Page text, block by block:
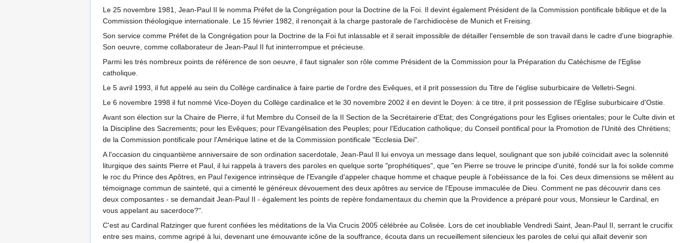
Le 25 novembre 1981, Jean-Paul II le nomma Préfet de la Congrégation pour la Doctrine de la Foi. Il devint également Président de la Commission pontificale biblique et de la
Commission théologique internationale. Le 15 février 1982, il renonçait à la charge pastorale de l'archidiocèse de Munich et Freising.
Son service comme Préfet de la Congrégation pour la Doctrine de la Foi fut inlassable et il serait impossible de détailler l'ensemble de son travail dans le cadre d'une biographie.
Son oeuvre, comme collaborateur de Jean-Paul II fut ininterrompue et précieuse.
Parmi les très nombreux points de référence de son oeuvre, il faut signaler son rôle comme Président de la Commission pour la Préparation du Catéchisme de l'Eglise
catholique.
Le 5 avril 1993, il fut appelé au sein du Collège cardinalice à faire partie de l'ordre des Evêques, et il prit possession du Titre de l'église suburbicaire de Velletri-Segni.
Le 6 novembre 1998 il fut nommé Vice-Doyen du Collège cardinalice et le 30 novembre 2002 il en devint le Doyen: à ce titre, il prit possession de l'Eglise suburbicaire d'Ostie.
Avant son élection sur la Chaire de Pierre, il fut Membre du Conseil de la II Section de la Secrétairerie d'Etat; des Congrégations pour les Eglises orientales; pour le Culte divin et
la Discipline des Sacrements; pour les Evêques; pour l'Evangélisation des Peuples; pour l'Education catholique; du Conseil pontifical pour la Promotion de l'Unité des Chrétiens;
de la Commission pontificale pour l'Amérique latine et de la Commission pontificale "Ecclesia Dei".
A l'occasion du cinquantième anniversaire de son ordination sacerdotale, Jean-Paul II lui envoya un message dans lequel, soulignant que son jubilé coïncidait avec la solennité
liturgique des saints Pierre et Paul, il lui rappela à travers des paroles en quelque sorte "prophétiques", que "en Pierre se trouve le principe d'unité, fondé sur la foi solide comme
le roc du Prince des Apôtres, en Paul l'exigence intrinsèque de l'Evangile d'appeler chaque homme et chaque peuple à l'obéissance de la foi. Ces deux dimensions se mêlent au
témoignage commun de sainteté, qui a cimenté le généreux dévouement des deux apôtres au service de l'Epouse immaculée de Dieu. Comment ne pas découvrir dans ces
deux composantes - se demandait Jean-Paul II - également les points de repère fondamentaux du chemin que la Providence a préparé pour vous, Monsieur le Cardinal, en
vous appelant au sacerdoce?".
C'est au Cardinal Ratzinger que furent confiées les méditations de la Via Crucis 2005 célébrée au Colisée. Lors de cet inoubliable Vendredi Saint, Jean-Paul II, serrant le crucifix
entre ses mains, comme agripé à lui, devenant une émouvante icône de la souffrance, écouta dans un recueillement silencieux les paroles de celui qui allait devenir son